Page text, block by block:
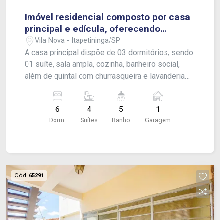
Imóvel residencial composto por casa
principal e edícula, oferecendo
conforto e funcionalidade.
Vila Nova - Itapetininga/SP
A casa principal dispõe de 03 dormitórios, sendo
01 suíte, sala ampla, cozinha, banheiro social,
além de quintal com churrasqueira e lavanderia
suítes independentes, ideais para hóspedes, ou
uso multifamiliar. O imóvel possui acabamento
em laje, com piso frio, carpete e piso de madeira,
6
Dorm.
4
Suítes
5
Banho
1
Garagem
Cód. 65291